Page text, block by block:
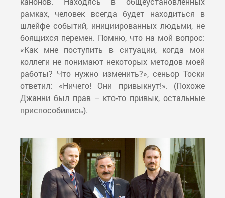
рамках, человек всегда будет находиться в
шлейфе событий, инициированных людьми, не
боящихся перемен. Помню, что на мой вопрос:
«Как мне поступить в ситуации, когда мои
коллеги не понимают некоторых методов моей
работы? Что нужно изменить?», сеньор Тоски
ответил: «Ничего! Они привыкнут!». (Похоже
Джанни был прав – кто-то привык, остальные
приспособились).